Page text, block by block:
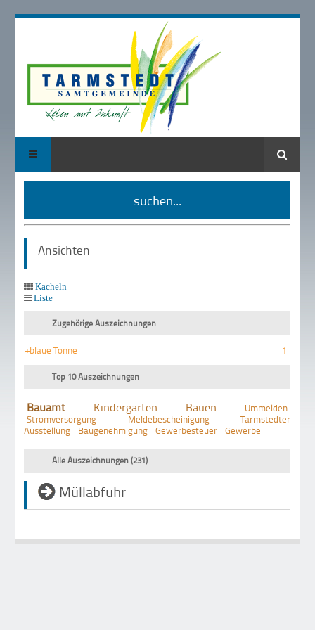
Suche
suchen...
Ansichten
Kacheln
Liste
Zugehörige Auszeichnungen
+blaue Tonne 1
Top 10 Auszeichnungen
Bauamt Kindergärten Bauen
Ummelden
Stromversorgung
Meldebescheinigung
Tarmstedter
Ausstellung
Baugenehmigung Gewerbesteuer Gewerbe
Alle Auszeichnungen (231)
Müllabfuhr